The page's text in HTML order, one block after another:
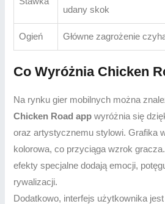
udany skok
Ogień Główne zagrożenie
Co Wyróżnia Chicken
Na rynku gier mobilnych można
Chicken Road app wyróżnia się
oraz artystycznemu stylowi. Grafika
kolorowa, co przyciąga wzrok
efekty specjalne dodają emocji,
rywalizacji.
Dodatkowo, interfejs użytkownika